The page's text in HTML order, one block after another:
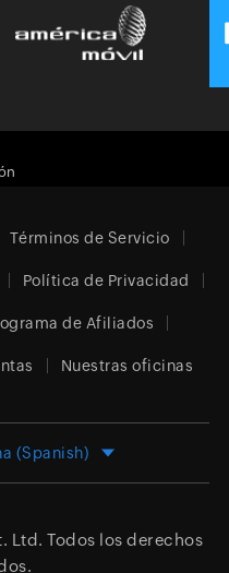
Términos de Servicio
Política de Privacidad
de Afiliados
Nuestras oficinas
(Spanish)
Ltd. Todos los derechos